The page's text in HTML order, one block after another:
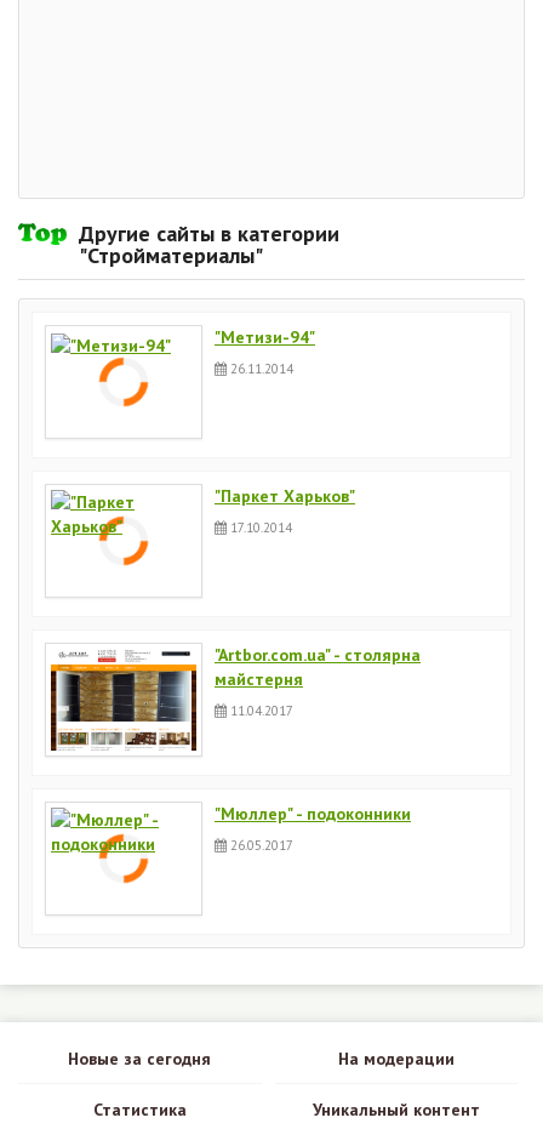
Другие сайты в категории
"Стройматериалы"
"Метизи-94"
26.11.2014
"Паркет Харьков"
17.10.2014
"Artbor.com.ua" - столярна
майстерня
11.04.2017
"Мюллер" - подоконники
26.05.2017
Новые за сегодня На модерации
Статистика Уникальный контент